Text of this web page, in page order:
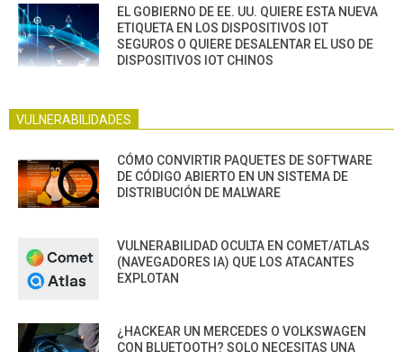
EL GOBIERNO DE EE. UU. QUIERE ESTA NUEVA
ETIQUETA EN LOS DISPOSITIVOS IOT
SEGUROS O QUIERE DESALENTAR EL USO DE
DISPOSITIVOS IOT CHINOS
VULNERABILIDADES
CÓMO CONVIRTIR PAQUETES DE SOFTWARE
DE CÓDIGO ABIERTO EN UN SISTEMA DE
DISTRIBUCIÓN DE MALWARE
VULNERABILIDAD OCULTA EN COMET/ATLAS
(NAVEGADORES IA) QUE LOS ATACANTES
EXPLOTAN
¿HACKEAR UN MERCEDES O VOLKSWAGEN
CON BLUETOOTH? SOLO NECESITAS UNA